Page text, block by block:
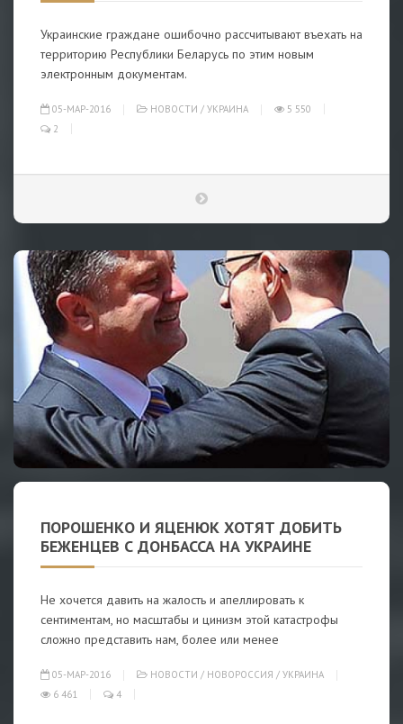
Украинские граждане ошибочно рассчитывают въехать на
территорию Республики Беларусь по этим новым
электронным документам.
05-МАР-2016 НОВОСТИ / УКРАИНА
5 550
2
ПОРОШЕНКО И ЯЦЕНЮК ХОТЯТ ДОБИТЬ
БЕЖЕНЦЕВ С ДОНБАССА НА УКРАИНЕ
Не хочется давить на жалость и апеллировать к
сентиментам, но масштабы и цинизм этой катастрофы
сложно представить нам, более или менее
05-МАР-2016 НОВОСТИ / НОВОРОССИЯ / УКРАИНА
6 461
4